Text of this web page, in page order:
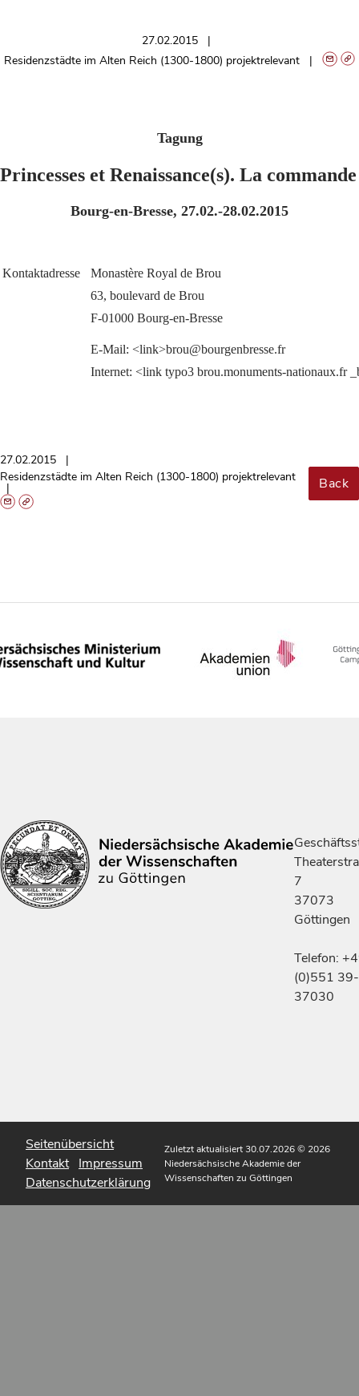
27.02.2015
Residenzstädte im Alten Reich (1300-1800) projektrelevant
Tagung
Princesses et Renaissance(s). La
Bourg-en-Bresse, 27.02.-28.02.2015
Kontaktadresse
Monastère Royal de Brou
63, boulevard de Brou
F-01000 Bourg-en-Bresse
E-Mail: <link>brou@bourgenbresse.fr
Internet: <link typo3 brou.monuments-nationaux.fr
27.02.2015
Residenzstädte im Alten Reich (1300-1800) projektrelevant
Back
7
37073
Göttingen
Telefon:
(0)551 39-
37030
Seitenübersicht
Kontakt Impressum
Datenschutzerklärung
Zuletzt aktualisiert 30.07.2026© 2026
Niedersächsische Akademie der
Wissenschaften zu Göttingen